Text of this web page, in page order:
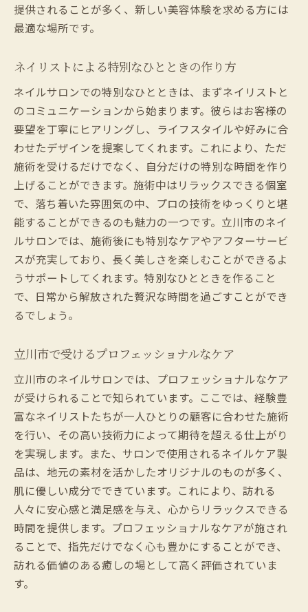
提供されることが多く、新しい美容体験を求める方には
最適な場所です。
ネイリストによる特別なひとときの作り方
ネイルサロンでの特別なひとときは、まずネイリストと
のコミュニケーションから始まります。彼らはお客様の
要望を丁寧にヒアリングし、ライフスタイルや好みに合
わせたデザインを提案してくれます。これにより、ただ
施術を受けるだけでなく、自分だけの特別な時間を作り
上げることができます。施術中はリラックスできる個室
で、落ち着いた雰囲気の中、プロの技術をゆっくりと堪
能することができるのも魅力の一つです。立川市のネイ
ルサロンでは、施術後にも特別なケアやアフターサービ
スが充実しており、長く美しさを楽しむことができるよ
うサポートしてくれます。特別なひとときを作ること
で、日常から解放された贅沢な時間を過ごすことができ
るでしょう。
立川市で受けるプロフェッショナルなケア
立川市のネイルサロンでは、プロフェッショナルなケア
が受けられることで知られています。ここでは、経験豊
富なネイリストたちが一人ひとりの顧客に合わせた施術
を行い、その高い技術力によって期待を超える仕上がり
を実現します。また、サロンで使用されるネイルケア製
品は、地元の素材を活かしたオリジナルのものが多く、
肌に優しい成分でできています。これにより、訪れる
人々に安心感と満足感を与え、心からリラックスできる
時間を提供します。プロフェッショナルなケアが施され
ることで、指先だけでなく心も豊かにすることができ、
訪れる価値のある癒しの場として高く評価されていま
す。